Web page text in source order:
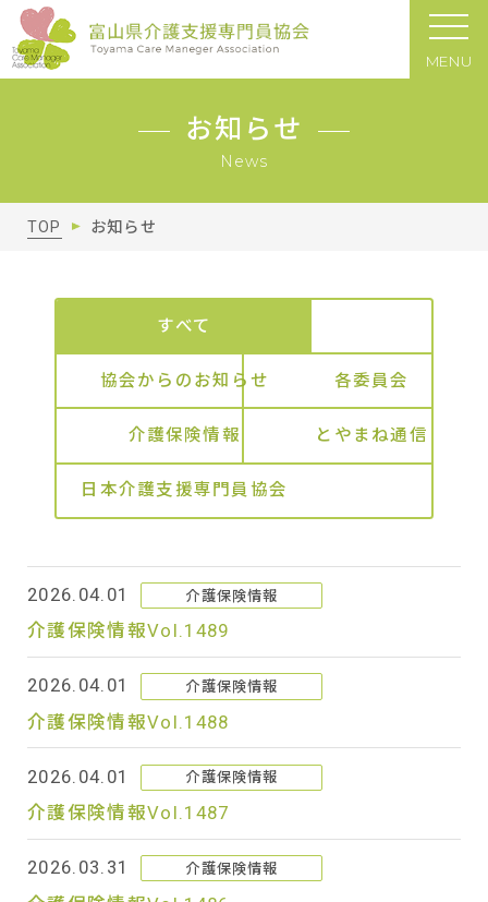
MENU
お知らせ
News
TOP お知らせ
すべて
協会からのお知らせ 各委員会
介護保険情報 とやまね通信
日本介護支援専門員協会
2026.04.01 介護保険情報
介護保険情報Vol.1489
2026.04.01 介護保険情報
介護保険情報Vol.1488
2026.04.01 介護保険情報
介護保険情報Vol.1487
2026.03.31 介護保険情報